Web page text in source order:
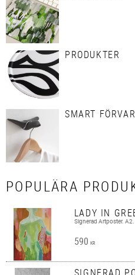
PRODUKTER
SMART
POPULÄRA
LADY IN
Signerad Artposter. A2.
590 KR